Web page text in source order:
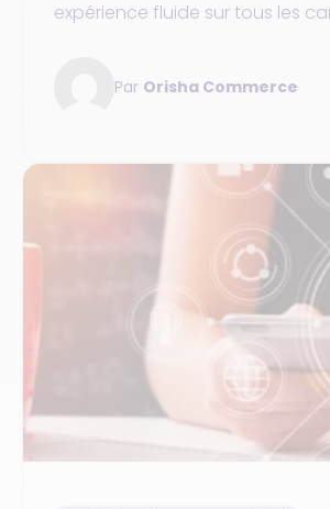
expérience fluide et
expérience fluide sur tous les
Par Orisha Commerce